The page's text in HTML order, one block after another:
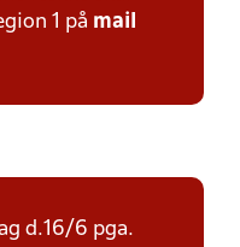
1 på mail
d.16/6 pga.